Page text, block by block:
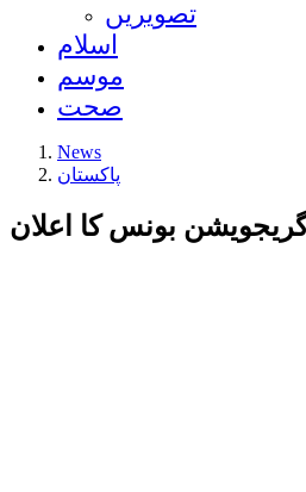
تصویریں
اسلام
موسم
صحت
News
پاکستان
بونس کا اعلان